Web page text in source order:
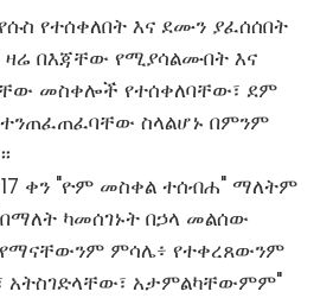
የተሰቀለበት እና ደሙን ያፈሰሰበት
ዛሬ በእጃቸው የሚያሳልሙበት እና
መስቀሎች የተሰቀለባቸው፣ ደም
ስላልሆኑ በምንም
ቀን "ዮም መስቀል ተሰብሐ" ማለትም
ካመሰገኑት በኃላ መልሰው
ምሳሌ፥ የተቀረጸውንም
አትስገድላቸው፣ አታምልካቸውምም"